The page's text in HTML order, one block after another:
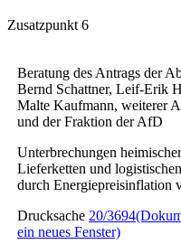
Zusatzpunkt 6
Beratung des Antrags der
Bernd Schattner, Leif-Erik
Malte Kaufmann, weiterer
und der Fraktion der AfD
Unterbrechungen heimischer
Lieferketten und
durch Energiepreisinflation
Drucksache 20/3694
ein neues Fenster)